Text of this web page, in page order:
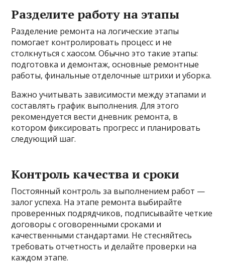
Разделите работу на этапы
Разделение ремонта на логические этапы
помогает контролировать процесс и не
столкнуться с хаосом. Обычно это такие этапы:
подготовка и демонтаж, основные ремонтные
работы, финальные отделочные штрихи и уборка.
Важно учитывать зависимости между этапами и
составлять график выполнения. Для этого
рекомендуется вести дневник ремонта, в
котором фиксировать прогресс и планировать
следующий шаг.
Контроль качества и сроки
Постоянный контроль за выполнением работ —
залог успеха. На этапе ремонта выбирайте
проверенных подрядчиков, подписывайте четкие
договоры с оговоренными сроками и
качественными стандартами. Не стесняйтесь
требовать отчетность и делайте проверки на
каждом этапе.